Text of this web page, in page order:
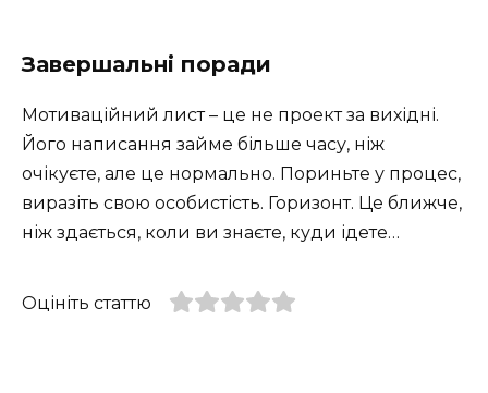
Завершальні поради
Мотиваційний лист – це не проект за вихідні.
Його написання займе більше часу, ніж
очікуєте, але це нормально. Пориньте у процес,
виразіть свою особистість. Горизонт. Це ближче,
ніж здається, коли ви знаєте, куди ідете…
Оцініть статтю